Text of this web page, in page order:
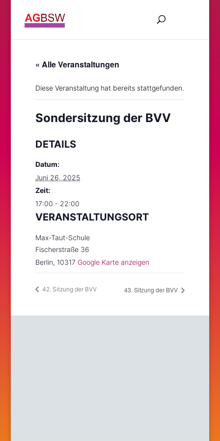
« Alle Veranstaltungen
Diese Veranstaltung hat bereits stattgefunden.
Sondersitzung der BVV
DETAILS
Datum:
Juni 26, 2025
Zeit:
17:00 - 22:00
VERANSTALTUNGSORT
Max-Taut-Schule
Fischerstraße 36
Berlin, 10317 Google Karte anzeigen
42. Sitzung der BVV 43. Sitzung der BVV